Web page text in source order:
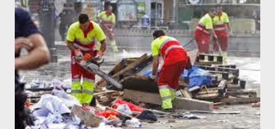
caballeretes salieran en Valencia a la calle, dispuestos a hacer lo
que les viniera en gana, manifestarse sin la autorización
pertinente, cortar el tráfico de las calles más céntricas, volcar los
contenedores de vidrio para tener botellas a mano para agredir a
los agentes, incendiar contenedores, apedrear a la policía,
agredirla, morderla, para que toda la pijo progresía del país, todos
los que no fuman ni tabaco, n...